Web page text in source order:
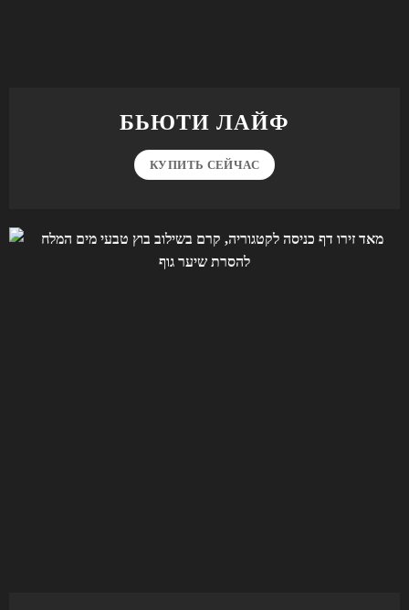
БЬЮТИ ЛАЙФ
КУПИТЬ СЕЙЧАС